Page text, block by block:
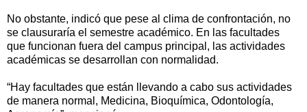
No obstante, indicó que pese al clima de confrontación, no
se clausuraría el semestre académico. En las facultades
que funcionan fuera del campus principal, las actividades
académicas se desarrollan con normalidad.
“Hay facultades que están llevando a cabo sus actividades
de manera normal, Medicina, Bioquímica, Odontología,